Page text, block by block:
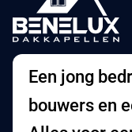
Een jong
bouwers en